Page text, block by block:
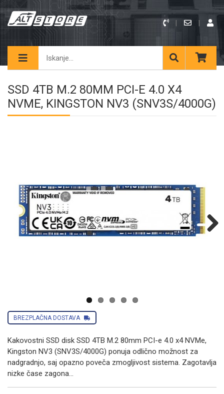
SSD 4TB M.2 80MM PCI-E 4.0 X4
NVME, KINGSTON NV3 (SNV3S/4000G)
BREZPLAČNA DOSTAVA
Kakovostni SSD disk SSD 4TB M.2 80mm PCI-e 4.0 x4 NVMe,
Kingston NV3 (SNV3S/4000G) ponuja odlično možnost za
nadgradnjo, saj opazno poveča zmogljivost sistema. Zagotavlja
nizke čase zagona...